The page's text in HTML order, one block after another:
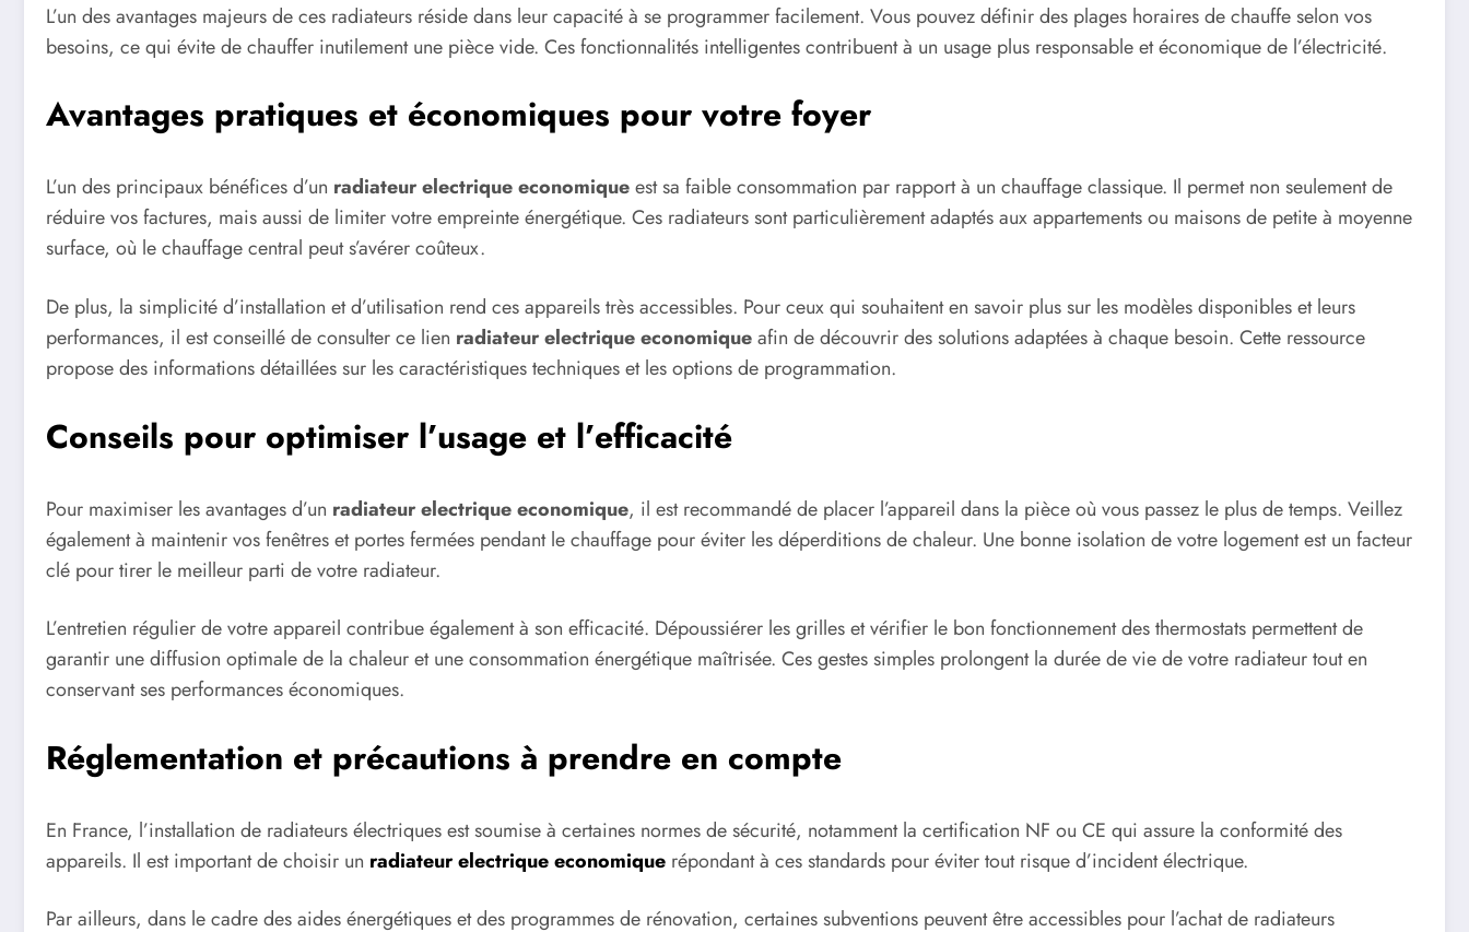
L’un des avantages majeurs de ces radiateurs réside dans leur capacité à se programmer facilement. Vous pouvez définir des plages horaires de chauffe selon vos
besoins, ce qui évite de chauffer inutilement une pièce vide. Ces fonctionnalités intelligentes contribuent à un usage plus responsable et économique de l’électricité.
Avantages pratiques et économiques pour votre foyer
L’un des principaux bénéfices d’un radiateur electrique economiqueest sa faible consommation par rapport à un chauffage classique. Il permet non seulement de
réduire vos factures, mais aussi de limiter votre empreinte énergétique. Ces radiateurs sont particulièrement adaptés aux appartements ou maisons de petite à moyenne
surface, où le chauffage central peut s’avérer coûteux.
De plus, la simplicité d’installation et d’utilisation rend ces appareils très accessibles. Pour ceux qui souhaitent en savoir plus sur les modèles disponibles et leurs
performances, il est conseillé de consulter ce lien radiateur electrique economiqueafin de découvrir des solutions adaptées à chaque besoin. Cette ressource
propose des informations détaillées sur les caractéristiques techniques et les options de programmation.
Conseils pour optimiser l’usage et l’efficacité
Pour maximiser les avantages d’un radiateur electrique economique, il est recommandé de placer l’appareil dans la pièce où vous passez le plus de temps. Veillez
également à maintenir vos fenêtres et portes fermées pendant le chauffage pour éviter les déperditions de chaleur. Une bonne isolation de votre logement est un facteur
clé pour tirer le meilleur parti de votre radiateur.
L’entretien régulier de votre appareil contribue également à son efficacité. Dépoussiérer les grilles et vérifier le bon fonctionnement des thermostats permettent de
garantir une diffusion optimale de la chaleur et une consommation énergétique maîtrisée. Ces gestes simples prolongent la durée de vie de votre radiateur tout en
conservant ses performances économiques.
Réglementation et précautions à prendre en compte
En France, l’installation de radiateurs électriques est soumise à certaines normes de sécurité, notamment la certification NF ou CE qui assure la conformité des
appareils. Il est important de choisir un radiateur electrique economique répondant à ces standards pour éviter tout risque d’incident électrique.
Par ailleurs, dans le cadre des aides énergétiques et des programmes de rénovation, certaines subventions peuvent être accessibles pour l’achat de radiateurs